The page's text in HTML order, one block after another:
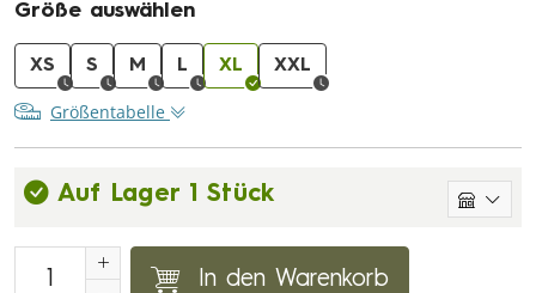
Größe auswählen
XS S M L XL XXL
Größentabelle
Auf Lager 1 Stück
In den Warenkorb